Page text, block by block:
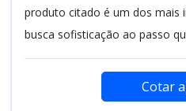
produto citado é um dos mais
busca sofisticação ao passo
Cotar